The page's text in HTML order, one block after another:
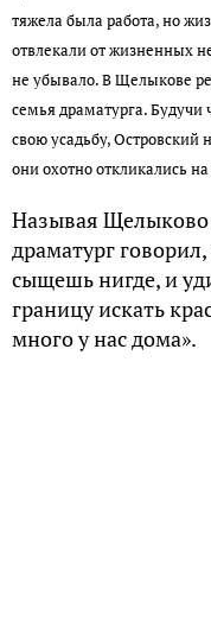
В дни именин
парк украшался
ставили световые
Освещенная
сказочной. К этим
театральные
ставились в сенном
риге. В них
Мария Васильевна,
Щелыковские
большим успехом.